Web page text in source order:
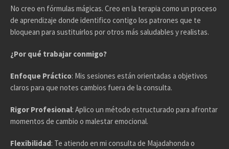
No creo en fórmulas mágicas. Creo en la terapia como un proceso
de aprendizaje donde identifico contigo los patrones que te
bloquean para sustituirlos por otros más saludables y realistas.
¿Por qué trabajar conmigo?
Enfoque Práctico: Mis sesiones están orientadas a objetivos
claros para que notes cambios fuera de la consulta.
Rigor Profesional: Aplico un método estructurado para afrontar
momentos de cambio o malestar emocional.
Flexibilidad: Te atiendo en mi consulta de Majadahonda o